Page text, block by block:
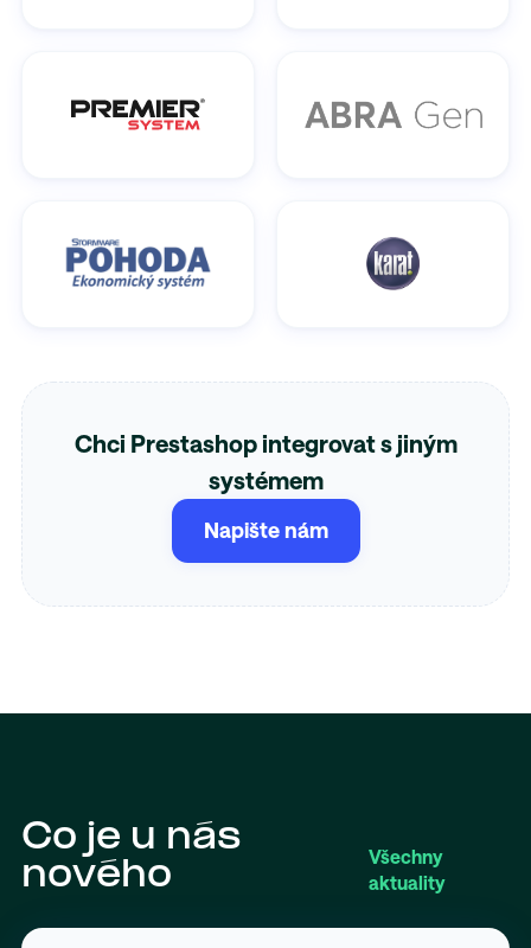
Chci Prestashop integrovat s jiným
systémem
Napište nám
Co je u nás
nového
Všechny
aktuality